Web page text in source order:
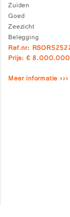
Zuiden
Goed
Zeezicht
Belegging
Ref.nr:
Prijs: €
Meer informatie ›››